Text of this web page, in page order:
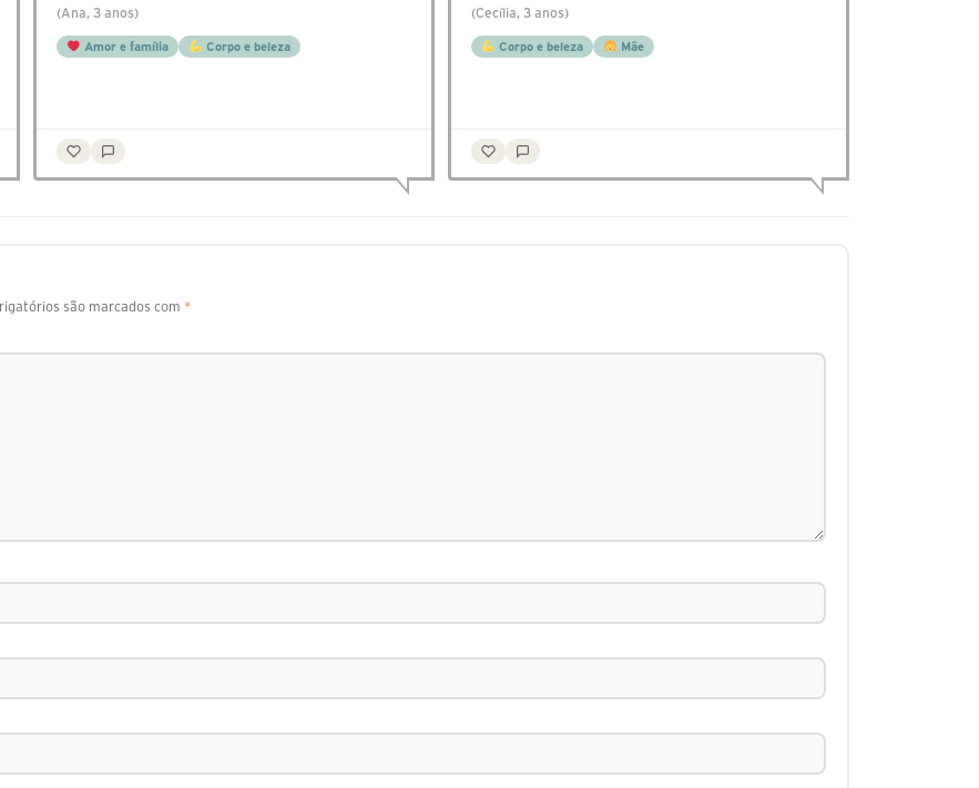
(Ana, 3 anos)
Amor e família Corpo e beleza
(Cecília, 3 anos)
Corpo e beleza Mãe
são marcados com *